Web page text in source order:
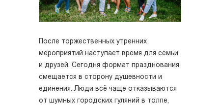
После торжественных утренних
мероприятий наступает время для семьи
и друзей. Сегодня формат празднования
смещается в сторону душевности и
единения. Люди всё чаще отказываются
от шумных городских гуляний в толпе,